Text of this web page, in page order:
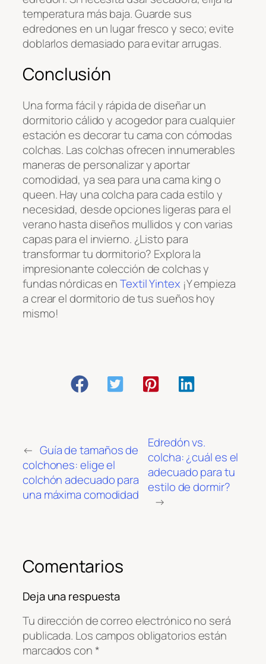
temperatura más baja. Guarde sus
edredones en un lugar fresco y seco; evite
doblarlos demasiado para evitar arrugas.
Conclusión
Una forma fácil y rápida de diseñar un
dormitorio cálido y acogedor para cualquier
estación es decorar tu cama con cómodas
colchas. Las colchas ofrecen innumerables
maneras de personalizar y aportar
comodidad, ya sea para una cama king o
queen. Hay una colcha para cada estilo y
necesidad, desde opciones ligeras para el
verano hasta diseños mullidos y con varias
capas para el invierno. ¿Listo para
transformar tu dormitorio? Explora la
impresionante colección de colchas y
fundas nórdicas enTextil Yintex ¡Y empieza
a crear el dormitorio de tus sueños hoy
mismo!
← Guía de tamaños de
colchones: elige el
colchón adecuado para
una máxima comodidad
Edredón vs.
colcha: ¿cuál es el
adecuado para tu
estilo de dormir?
→
Comentarios
Deja una respuesta
Tu dirección de correo electrónico no será
publicada. Los campos obligatorios están
marcados con*